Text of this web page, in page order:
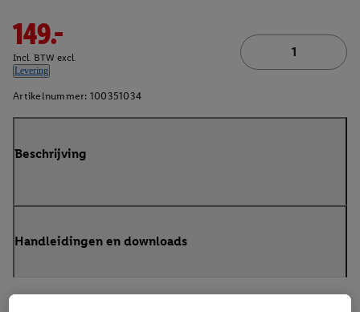
149.-
Incl. BTW excl.
Levering
Artikelnummer: 100351034
Beschrijving
Handleidingen en downloads